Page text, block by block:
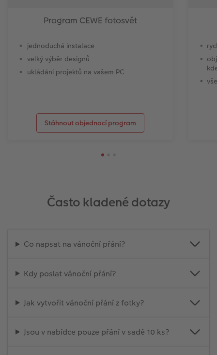
Program CEWE fotosvět
jednoduchá instalace
velký výběr designů
ukládání projektů na vašem PC
Stáhnout objednací program
Často kladené dotazy
Co napsat na vánoční přání?
Kdy poslat vánoční přání?
Jak vytvořit vánoční přání z fotky?
Jsou v nabídce pouze přání v sadě 10 ks?